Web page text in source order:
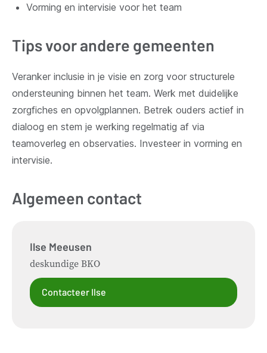
Vorming en intervisie voor het team
Tips voor andere gemeenten
Veranker inclusie in je visie en zorg voor structurele
ondersteuning binnen het team. Werk met duidelijke
zorgfiches en opvolgplannen. Betrek ouders actief in
dialoog en stem je werking regelmatig af via
teamoverleg en observaties. Investeer in vorming en
intervisie.
Algemeen contact
Ilse Meeusen
deskundige BKO
Contacteer Ilse